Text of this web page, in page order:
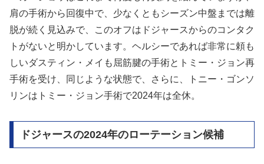
肩の手術から回復中で、少なくともシーズン中盤までは離
脱が続く見込みで、このオフはドジャースからのコンタク
トがないと明かしています。ヘルシーであれば非常に頼も
しいダスティン・メイも屈筋腱の手術とトミー・ジョン再
手術を受け、同じような状態で、さらに、トニー・ゴンソ
リンはトミー・ジョン手術で2024年は全休。
ドジャースの2024年のローテーション候補